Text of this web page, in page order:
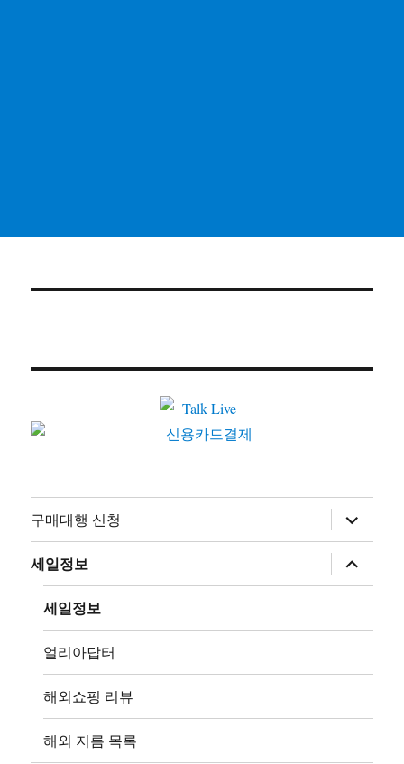
구매대행 신청
위
메
뉴
확
장
세일정보
위
메
장
세일정보
얼리아답터
해외쇼핑 리뷰
해외 지름 목록